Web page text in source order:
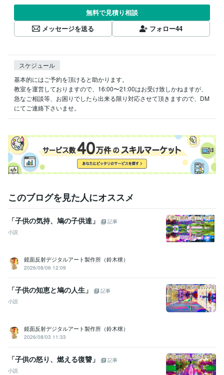
無料で見積り相談
メッセージを送る
フォロー44
スケジュール
基本的にはご予約を頂けると助かります。
教室を運営しておりますので、16:00〜21:00はお受け致しかねますが、
急なご相談等、お困りでしたら出来る限り対応させて頂きますので、DM
にてご連絡下さいませ。
このブログを見た人にオススメ
「子供の気持、鳩の子供達」
記事
小説
鏡面反射デジタルアート製作所（鈴木穣）
2026/08/06 12:09
「子供の知恵と鳩の人生」
記事
小説
鏡面反射デジタルアート製作所（鈴木穣）
2026/08/03 11:33
「子供の怒り、燃える復讐」
記事
小説